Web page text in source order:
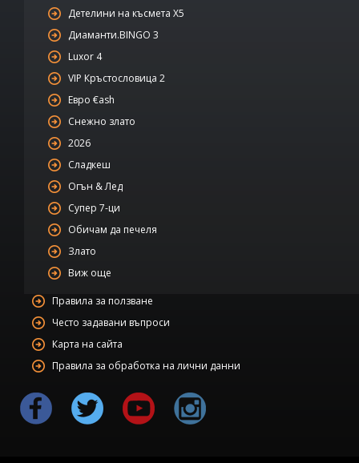
Детелини на късмета Х5
Диаманти.BINGO 3
Luxor 4
VIP Кръстословица 2
Евро €ash
Снежно злато
2026
Сладкеш
Огън & Лед
Супер 7-ци
Обичам да печеля
Злато
Виж още
Правила за ползване
Често задавани въпроси
Карта на сайта
Правила за обработка на лични данни